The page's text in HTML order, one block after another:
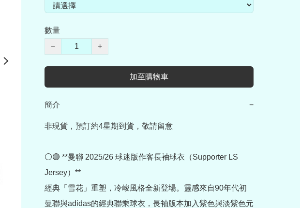
數量
−
+
加至購物車
簡介 −
非現貨，預訂約4星期到貨，敬請留意
⚪🟣 **曼聯 2025/26 球迷版作客長袖球衣（Supporter LS
Jersey）**
經典「雪花」重塑，冷峻風格全新登場。靈感來自90年代初
曼聯與adidas的經典聯乘球衣，長袖版本加入紫色與淡紫色元